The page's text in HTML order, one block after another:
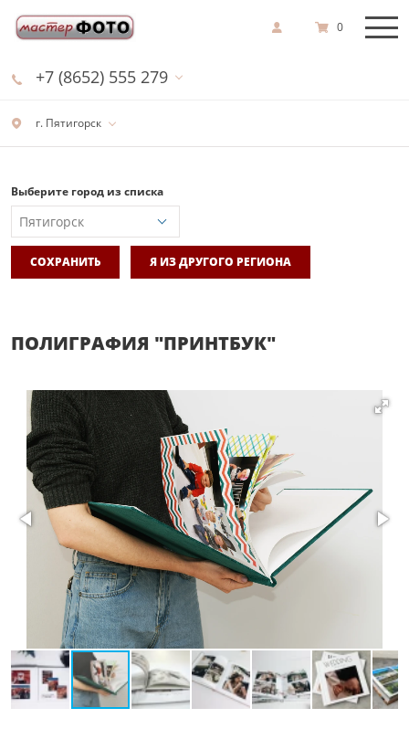
г. Пятигорск
+7 (8652) 555 279
0
Выберите город из списка
СОХРАНИТЬ Я ИЗ ДРУГОГО РЕГИОНА
ПОЛИГРАФИЯ "ПРИНТБУК"